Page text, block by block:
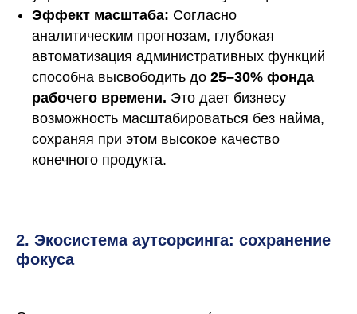
Эффект масштаба: Согласно
аналитическим прогнозам, глубокая
автоматизация административных функций
способна высвободить до 25–30% фонда
рабочего времени. Это дает бизнесу
возможность масштабироваться без найма,
сохраняя при этом высокое качество
конечного продукта.
2. Экосистема аутсорсинга: сохранение
фокуса